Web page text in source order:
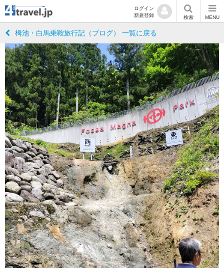
ログイン
新規登録
検索 MENU
栂池・白馬乗鞍旅行記（ブログ） 一覧に戻る